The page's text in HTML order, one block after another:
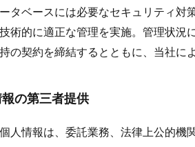
タベースには必要なセキュリティ対
術的に適正な管理を実施。管理状況
の契約を締結するとともに、当社に
の第三者提供
人情報は、委託業務、法律上公的機